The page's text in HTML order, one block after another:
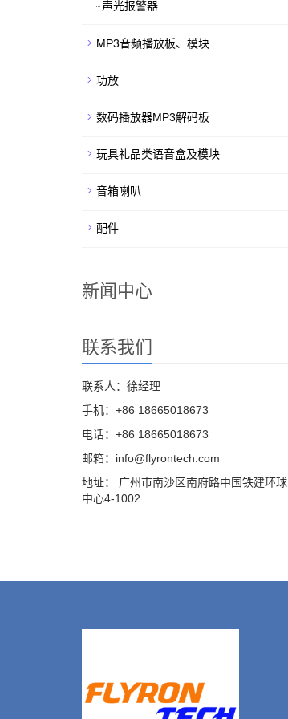
声光报警器
MP3音频播放板、模块
功放
数码播放器MP3解码板
玩具礼品类语音盒及模块
音箱喇叭
配件
新闻中心
联系我们
联系人：徐经理
手机：+86 18665018673
电话：+86 18665018673
邮箱：info@flyrontech.com
地址： 广州市南沙区南府路中国铁建环球
中心4-1002